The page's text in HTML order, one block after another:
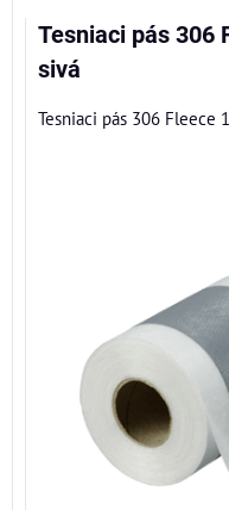
Tesniaci pás 306
sivá
Tesniaci pás 306 Fleece